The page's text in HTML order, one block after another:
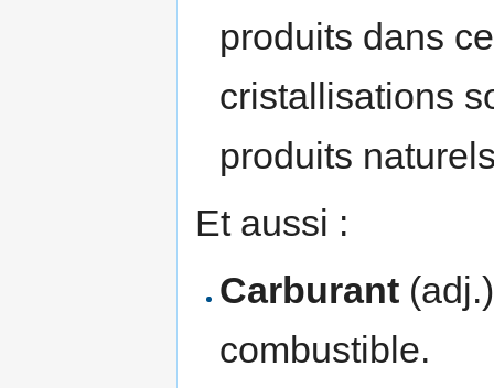
produits dans
cristallisations
produits
Et aussi :
Carburant
combustible.